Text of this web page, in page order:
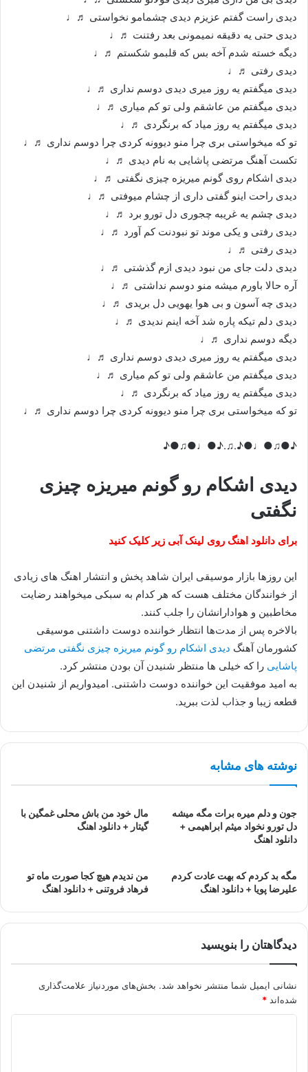
دیدی راست گفتم عزیزم دیدی چشمامو نخواستی ♬♩
دیدی حتی یه دقیقه نمیمونی بعد رفتنت ♬♩
دیگه خسته شدم آخه بس که قلبمو شکستم ♬♩
دیدی رفتی ♬♩
دیدی میگفتم یه روز میری دیدی دوسم نداری ♬♩
دیدی میگفتم من عاشقم ولی تو کم میاری ♬♩
دیدی میگفتم یه روز میاد که برنگردی ♬♩
تو که میخواستی بری چرا منو دیوونه کردی چرا دوسم نداری ♬♩
تکست آهنگ مرتضی پاشایی به نام دیدی ♬♩
دیدی اشکام روی گونم میریزه چیزی نگفتی ♬♩
دیدی راحت اینو گفتی داری از چشام میوفتی ♬♩
دیدی چشم یه غریبه چجوری دل تورو برد ♬♩
دیدی رفتی و یکی موند تو نبودنت کم آورد ♬♩
دیدی رفتی ♬♩
دیدی دلت جای من نبود دیدی ازم گذشتی ♬♩
آره حالا باورم میشه منو دوسم نداشتی ♬♩
دیدی چه آسون و بی هوا یهویی دل بریدی ♬♩
دیدی دلم تیکه پاره شد آخه اینم ندیدی ♬♩
دیگه دوسم نداری ♬♩
دیدی میگفتم یه روز میری دیدی دوسم نداری ♬♩
دیدی میگفتم من عاشقم ولی تو کم میاری ♬♩
دیدی میگفتم یه روز میاد که برنگردی ♬♩
تو که میخواستی بری چرا منو دیوونه کردی چرا دوسم نداری ♬♩
♪●♫●♩●♪.♫.♪●♩●♫●♪
دیدی اشکام رو گونم میریزه چیزی
نگفتی
برای دانلود اهنگ روی لینک آبی زیر کلیک کنید
این روزها بازار موسیقی ایران شاهد پخش و انتشار اهنگ های زیادی
از خوانندگان مختلف هست که هر کدام به سبکی میخواهند رضایت
مخاطبین و هوادارانشان را جلب کنند.
بالاخره پس از مدت‌ها انتظار خواننده دوست داشتنی موسیقی
کشورمان آهنگ دیدی اشکام رو گونم میریزه چیزی نگفتی مرتضی
پاشایی را که خیلی ها منتظر شنیدن آن بودن منتشر کرد.
به امید موفقیت این خواننده دوست داشتنی. امیدواریم از شنیدن این
قطعه زیبا و جذاب لذت ببرید.
نوشته های مشابه
جون و دلم میره برات مگه میشه
دل تورو نخواد میثم ابراهیمی +
دانلود اهنگ
مال خود من باش محلی غمگین با
گیتار + دانلود اهنگ
مگه بد کردم که بهت عادت کردم
علیرضا پویا + دانلود اهنگ
من ندیدم هیچ کجا صورت ماه تو
فرهاد فروتنی + دانلود اهنگ
دیدگاهتان را بنویسید
نشانی ایمیل شما منتشر نخواهد شد. بخش‌های موردنیاز علامت‌گذاری
شده‌اند *